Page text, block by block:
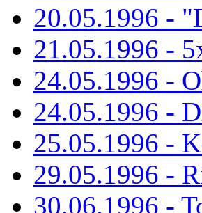
20.05.1996 -
21.05.1996 -
24.05.1996 -
24.05.1996 -
25.05.1996 -
29.05.1996 -
30.06.1996 -